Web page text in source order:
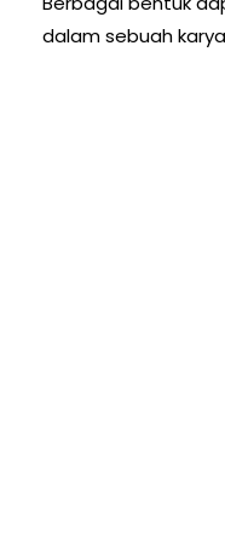
dalam sebuah karya